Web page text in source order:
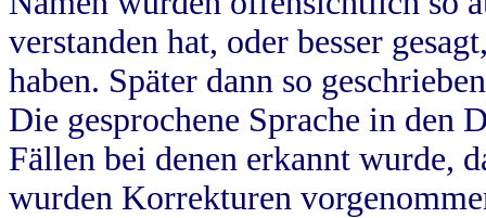
verstanden hat, oder besser
haben. Später dann so
Die gesprochene Sprache in
Fällen bei denen erkannt wurde,
wurden Korrekturen